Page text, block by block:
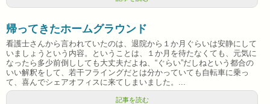
帰ってきたホームグラウンド
看護士さんから言われていたのは、退院から１か月ぐらいは安静にして
いましょうという内容。ということは、１か月を待たなくても、元気に
なったら多少前倒ししても大丈夫だよね、“ぐらい”だしねという都合の
いい解釈をして、若干フライングだとは分かっていても自転車に乗っ
て、喜んでシェアオフィスに来てしまいました。...
記事を読む